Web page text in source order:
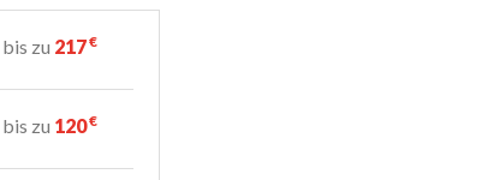
bis zu 217€
bis zu 120€